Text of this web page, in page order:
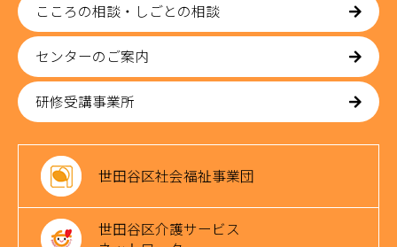
こころの相談・しごとの相談
センターのご案内
研修受講事業所
世田谷区社会福祉事業団
世田谷区介護サービス